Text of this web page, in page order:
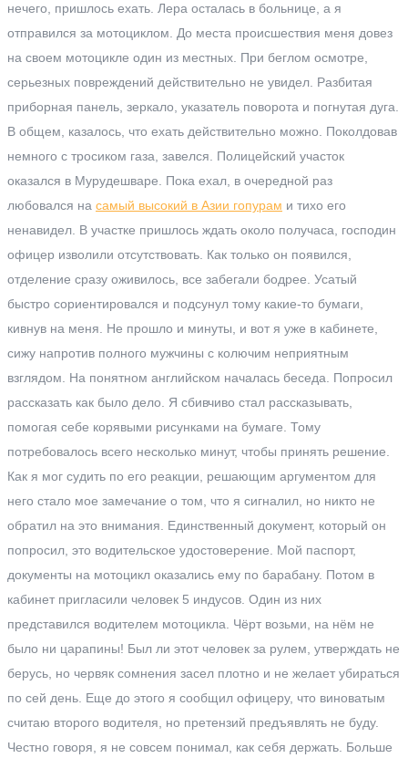
нечего, пришлось ехать. Лера осталась в больнице, а я
отправился за мотоциклом. До места происшествия меня довез
на своем мотоцикле один из местных. При беглом осмотре,
серьезных повреждений действительно не увидел. Разбитая
приборная панель, зеркало, указатель поворота и погнутая дуга.
В общем, казалось, что ехать действительно можно. Поколдовав
немного с тросиком газа, завелся. Полицейский участок
оказался в Мурудешваре. Пока ехал, в очередной раз
любовался на самый высокий в Азии гопурам и тихо его
ненавидел. В участке пришлось ждать около получаса, господин
офицер изволили отсутствовать. Как только он появился,
отделение сразу оживилось, все забегали бодрее. Усатый
быстро сориентировался и подсунул тому какие-то бумаги,
кивнув на меня. Не прошло и минуты, и вот я уже в кабинете,
сижу напротив полного мужчины с колючим неприятным
взглядом. На понятном английском началась беседа. Попросил
рассказать как было дело. Я сбивчиво стал рассказывать,
помогая себе корявыми рисунками на бумаге. Тому
потребовалось всего несколько минут, чтобы принять решение.
Как я мог судить по его реакции, решающим аргументом для
него стало мое замечание о том, что я сигналил, но никто не
обратил на это внимания. Единственный документ, который он
попросил, это водительское удостоверение. Мой паспорт,
документы на мотоцикл оказались ему по барабану. Потом в
кабинет пригласили человек 5 индусов. Один из них
представился водителем мотоцикла. Чёрт возьми, на нём не
было ни царапины! Был ли этот человек за рулем, утверждать не
берусь, но червяк сомнения засел плотно и не желает убираться
по сей день. Еще до этого я сообщил офицеру, что виноватым
считаю второго водителя, но претензий предъявлять не буду.
Честно говоря, я не совсем понимал, как себя держать. Больше